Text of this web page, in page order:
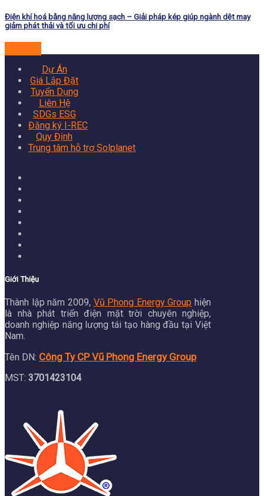
Điện khí hoá bằng năng lượng sạch – Giải pháp kép giúp ngành dệt may
giảm phát thải và tối ưu chi phí
Dự Án
Giá Lắp Đặt
Tuyển Dụng
Liên Hệ
SDGs ESG
Đăng ký I-REC
Quy Định
Trung tâm hỗ trợ Solplanet
Giới Thiệu
Thành lập năm 2009, Vũ Phong Energy Group hiện
là nhà phát triển điện mặt trời chuyên nghiệp,
doanh nghiệp năng lượng tái tạo hàng đầu tại Việt
Nam.
Tên DN: Công Ty CP Vũ Phong Energy Group
MST: 3701423104